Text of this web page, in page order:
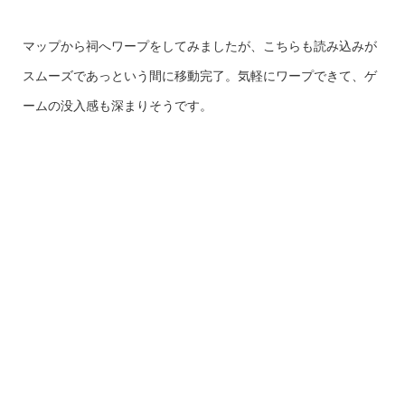
マップから祠へワープをしてみましたが、こちらも読み込みが
スムーズであっという間に移動完了。気軽にワープできて、ゲ
ームの没入感も深まりそうです。